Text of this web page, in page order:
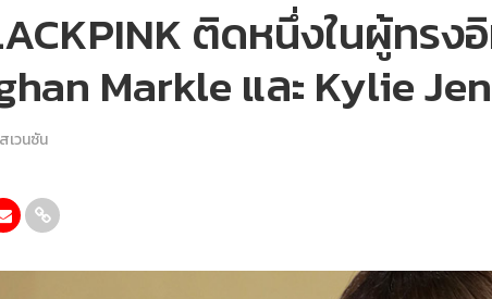
ติดหนึ่งในผู้ทร
Markle และ Kylie
วนซัน